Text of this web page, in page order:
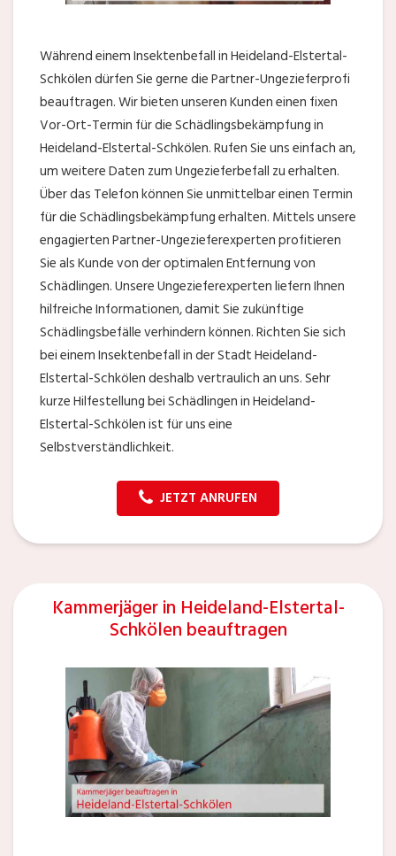
Während einem Insektenbefall in Heideland-Elstertal-
Schkölen dürfen Sie gerne die Partner-Ungezieferprofi
beauftragen. Wir bieten unseren Kunden einen fixen
Vor-Ort-Termin für die Schädlingsbekämpfung in
Heideland-Elstertal-Schkölen. Rufen Sie uns einfach an,
um weitere Daten zum Ungezieferbefall zu erhalten.
Über das Telefon können Sie unmittelbar einen Termin
für die Schädlingsbekämpfung erhalten. Mittels unsere
engagierten Partner-Ungezieferexperten profitieren
Sie als Kunde von der optimalen Entfernung von
Schädlingen. Unsere Ungezieferexperten liefern Ihnen
hilfreiche Informationen, damit Sie zukünftige
Schädlingsbefälle verhindern können. Richten Sie sich
bei einem Insektenbefall in der Stadt Heideland-
Elstertal-Schkölen deshalb vertraulich an uns. Sehr
kurze Hilfestellung bei Schädlingen in Heideland-
Elstertal-Schkölen ist für uns eine
Selbstverständlichkeit.
JETZT ANRUFEN
Kammerjäger in Heideland-Elstertal-
Schkölen beauftragen